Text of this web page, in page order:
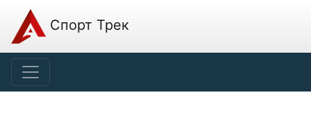
Спорт Трек